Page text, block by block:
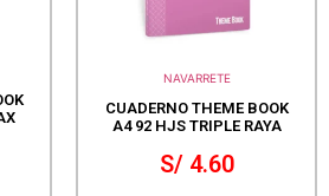
NAVARRETE
CUADERNO THEME BOOK
A4 92 HJS TRIPLE RAYA
S/4.60